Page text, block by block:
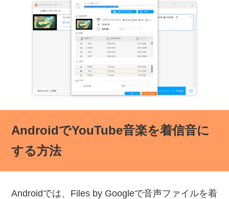
AndroidでYouTube音楽を着信音に
する方法
Androidでは、Files by Googleで音声ファイルを着